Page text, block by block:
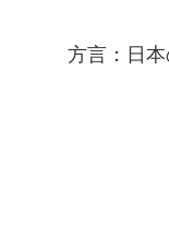
方言：日